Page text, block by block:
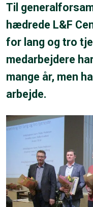
Til
hædrede L&F
for lang og tro
medarbejdere
mange år, men
arbejde.